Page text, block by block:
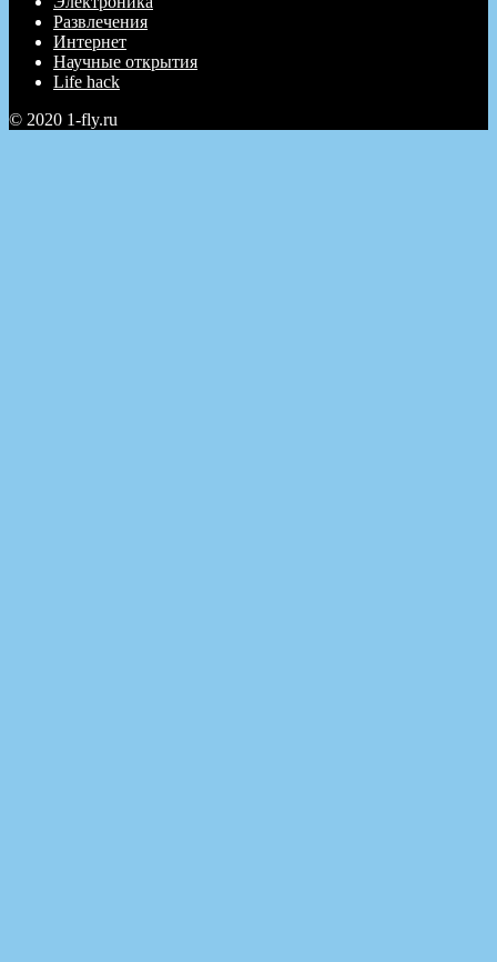
Развлечения
Интернет
Научные открытия
Life hack
© 2020 1-fly.ru